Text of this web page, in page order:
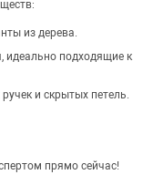
из дерева.
идеально подходящие к
и скрытых петель.
прямо сейчас!